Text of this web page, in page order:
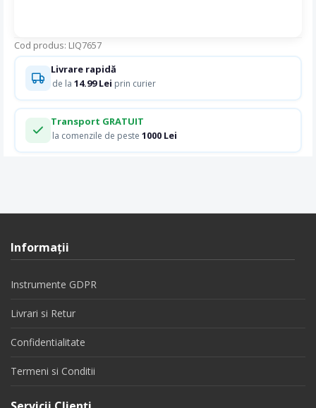
Cod produs: LIQ7657
Livrare rapidă
de la 14.99 Lei prin curier
Transport GRATUIT
la comenzile de peste 1000 Lei
Informaţii
Instrumente GDPR
Livrari si Retur
Confidentialitate
Termeni si Conditii